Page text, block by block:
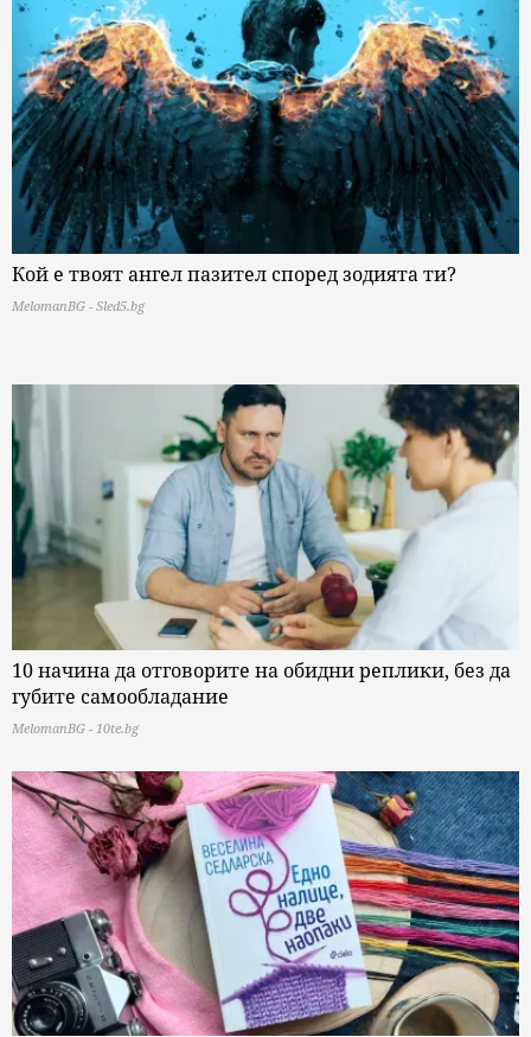
Кой е твоят ангел пазител според зодията ти?
MelomanBG - Sled5.bg
10 начина да отговорите на обидни реплики, без да
губите самообладание
MelomanBG - 10te.bg